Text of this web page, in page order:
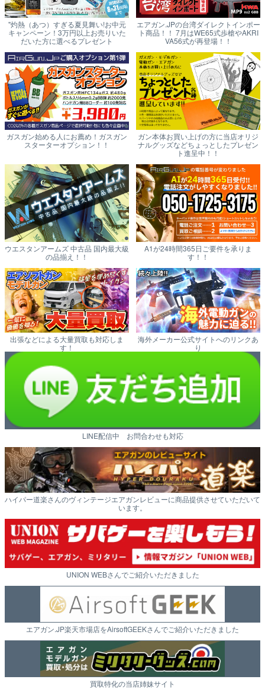
"灼熱（あつ）すぎる夏見舞い!お中元
キャンペーン！3万円以上お売りいた
だいた方に選べるプレゼント
エアガン.JPの台湾ダイレクトインポー
ト商品！！ 7月はWE65式歩槍やAKRI
VA56式が再登場！！
ガスガン始める人にお薦め！ガスガン
スターターオプション！！
ガン本体お買い上げの方に当店オリジ
ナルグッズなどちょっとしたプレゼン
ト進呈中！！
ウエスタンアームズ 中古品 国内最大級
の品揃え！！
A1が24時間365日ご要件を承りま
す！！
出張などによる大量買取も対応しま
す！
海外メーカー公式サイトへのリンクあ
り
LINE配信中 お問合わせも対応
ハイパー道楽さんのヴィンテージエアガンレビューに商品提供させていただいて
います。
UNION WEBさんでご紹介いただきました
エアガン.JP楽天市場店をAirsoftGEEKさんでご紹介いただきました
買取特化の当店姉妹サイト